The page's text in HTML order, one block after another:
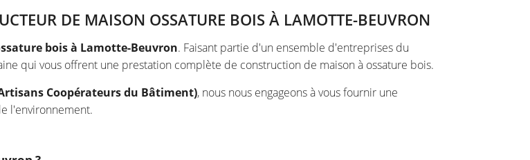
DE MAISON OSSATURE BOIS À LAMOTTE-BEUVRON
bois à Lamotte-Beuvron. Faisant partie d'un ensemble d'entreprises du
qui vous offrent une prestation complète de construction de maison à ossature bois.
Coopérateurs du Bâtiment), nous nous engageons à vous fournir une
l'environnement.